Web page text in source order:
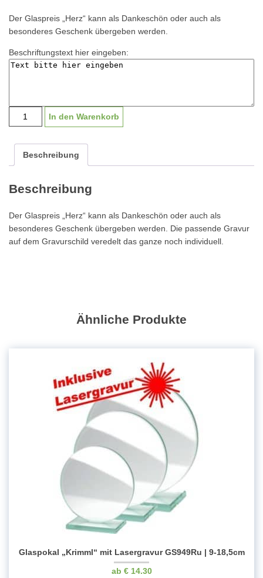
Der Glaspreis „Herz“ kann als Dankeschön oder auch als
besonderes Geschenk übergeben werden.
Beschriftungstext hier eingeben:
Glas
"Herz"
Gravurschild
GS2073
13,5cm
In den Warenkorb
Beschreibung
Beschreibung
Der Glaspreis „Herz“ kann als Dankeschön oder auch als
besonderes Geschenk übergeben werden. Die passende Gravur
auf dem Gravurschild veredelt das ganze noch individuell.
Ähnliche Produkte
Glaspokal „Krimml“ mit Lasergravur GS949Ru | 9-18,5cm
€14.30